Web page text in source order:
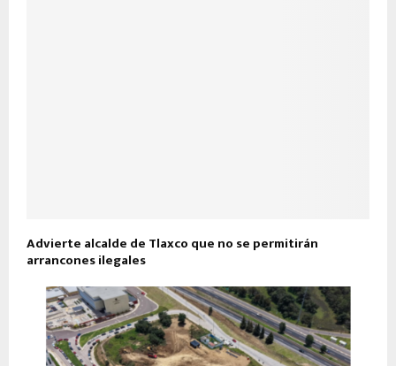
Advierte alcalde de Tlaxco que no se permitirán
arrancones ilegales